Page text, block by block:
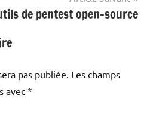
de pentest open-source
pas publiée. Les champs
avec *